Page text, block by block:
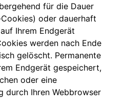
für die Dauer
oder dauerhaft
Ihrem Endgerät
werden nach Ende
gelöscht. Permanente
Endgerät gespeichert,
oder eine
durch Ihren Webbrowser